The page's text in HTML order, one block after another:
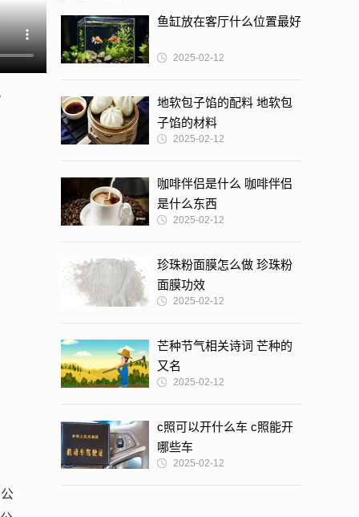
鱼缸放在客厅什么位置最好
2025-02-12
地软包子馅的配料 地软包
子馅的材料
2025-02-12
咖啡伴侣是什么 咖啡伴侣
是什么东西
2025-02-12
珍珠粉面膜怎么做 珍珠粉
面膜功效
2025-02-12
芒种节气相关诗词 芒种的
又名
2025-02-12
c照可以开什么车 c照能开
哪些车
2025-02-12